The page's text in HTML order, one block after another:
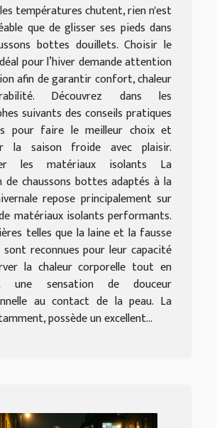
températures chutent, rien n'est
que de glisser ses pieds dans
bottes douillets. Choisir le
pour l’hiver demande attention
afin de garantir confort, chaleur
Découvrez dans les
suivants des conseils pratiques
pour faire le meilleur choix et
la saison froide avec plaisir.
les matériaux isolants La
de chaussons bottes adaptés à la
repose principalement sur
matériaux isolants performants.
telles que la laine et la fausse
reconnues pour leur capacité
la chaleur corporelle tout en
une sensation de douceur
au contact de la peau. La
possède un excellent...